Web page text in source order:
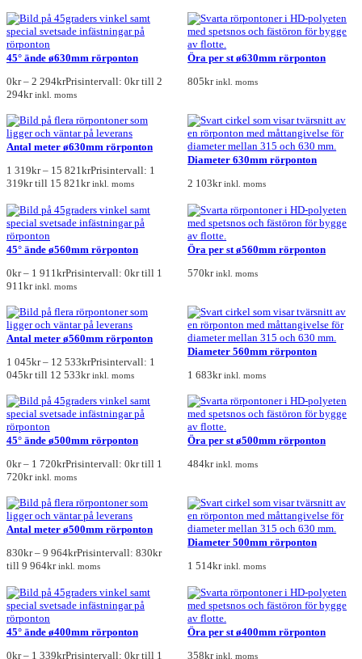
45° ände ø630mm rörponton
0kr – 2 294krPrisintervall: 0kr till 2
294kr inkl. moms
Öra per st ø630mm rörponton
805kr inkl. moms
Antal meter ø630mm rörponton
1 319kr – 15 821krPrisintervall: 1
319kr till 15 821kr inkl. moms
Diameter 630mm rörponton
2 103kr inkl. moms
45° ände ø560mm rörponton
0kr – 1 911 krPrisintervall: 0kr till 1
911kr inkl. moms
Öra per st ø560mm rörponton
570kr inkl. moms
Antal meter ø560mm rörponton
1 045kr – 12 533krPrisintervall: 1
045kr till 12 533kr inkl. moms
Diameter 560mm rörponton
1 683kr inkl. moms
45° ände ø500mm rörponton
0kr – 1 720krPrisintervall: 0kr till 1
720kr inkl. moms
Öra per st ø500mm rörponton
484kr inkl. moms
Antal meter ø500mm rörponton
830kr – 9 964krPrisintervall: 830kr
till 9 964kr inkl. moms
Diameter 500mm rörponton
1 514kr inkl. moms
45° ände ø400mm rörponton
0kr – 1 339krPrisintervall: 0kr till 1
Öra per st ø400mm rörponton
358kr inkl. moms